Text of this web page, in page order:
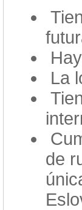
La
de